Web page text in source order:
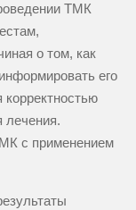
ТМК
о том, как
его
лечения.
с применением